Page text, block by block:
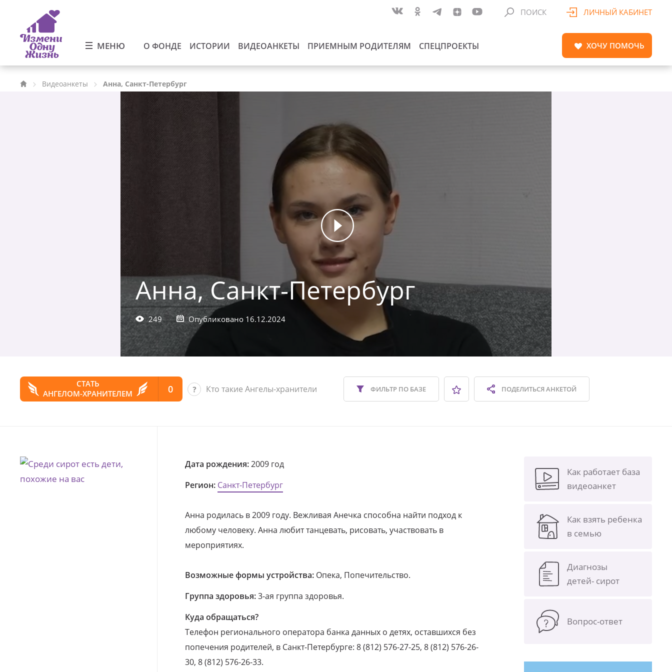
МЕНЮ О ФОНДЕ ИСТОРИИ ВИДЕОАНКЕТЫ ПРИЕМНЫМ РОДИТЕЛЯМ СПЕЦПРОЕКТЫ
ПОИСК ЛИЧНЫЙ КАБИНЕТ
ХОЧУ ПОМОЧЬ
Видеоанкеты Анна, Санкт-Петербург
Анна, Санкт-Петербург
249 Опубликовано 16.12.2024
СТАТЬ
АНГЕЛОМ-ХРАНИТЕЛЕМ
0 Кто такие Ангелы-хранители ПОДЕЛИТЬСЯАНКЕТОЙ
ФИЛЬТР ПО БАЗЕ
Дата рождения:2009 год
Регион: Санкт-Петербург
Анна родилась в 2009 году. Вежливая Анечка способна найти подход к
любому человеку. Анна любит танцевать, рисовать, участвовать в
мероприятиях.
Возможные формы устройства: Опека, Попечительство.
Группа здоровья:3-ая группа здоровья.
Куда обращаться?
Телефон регионального оператора банка данных о детях, оставшихся без
попечения родителей, в Санкт-Петербурге: 8 (812) 576-27-25, 8 (812) 576-26-
30, 8 (812) 576-26-33.
Как работает база
видеоанкет
Как взять ребенка
в семью
Диагнозы
детей- сирот
Вопрос-ответ